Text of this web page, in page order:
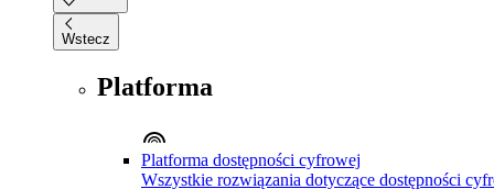
Wstecz
Platforma
Platforma dostępności cyfrowej
Wszystkie rozwiązania dotyczące dostępności